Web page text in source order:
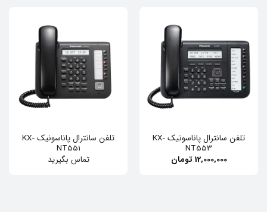
تلفن سانترال پاناسونیک KX-
NT553
12,000,000 تومان
تلفن سانترال پاناسونيک KX-
NT551
تماس بگیرید